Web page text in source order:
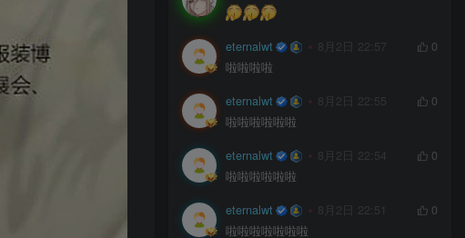
eternalwt 8月2日 22:57
0
啦啦啦啦
eternalwt 8月2日 22:55
0
啦啦啦啦啦啦
eternalwt 8月2日 22:54
0
啦啦啦啦啦啦
eternalwt 8月2日 22:51
0
啦啦啦啦啦啦啦